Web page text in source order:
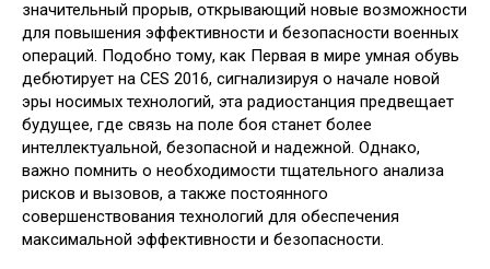
значительный прорыв, открывающий новые возможности
для повышения эффективности и безопасности военных
операций. Подобно тому, как Первая в мире умная обувь
дебютирует на CES 2016, сигнализируя о начале новой
эры носимых технологий, эта радиостанция предвещает
будущее, где связь на поле боя станет более
интеллектуальной, безопасной и надежной. Однако,
важно помнить о необходимости тщательного анализа
рисков и вызовов, а также постоянного
совершенствования технологий для обеспечения
максимальной эффективности и безопасности.